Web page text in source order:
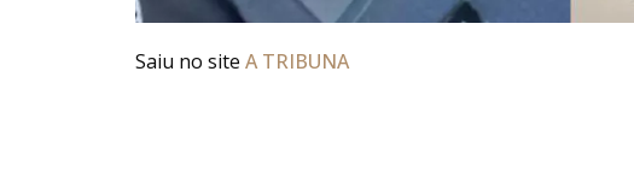
Saiu no site A TRIBUNA